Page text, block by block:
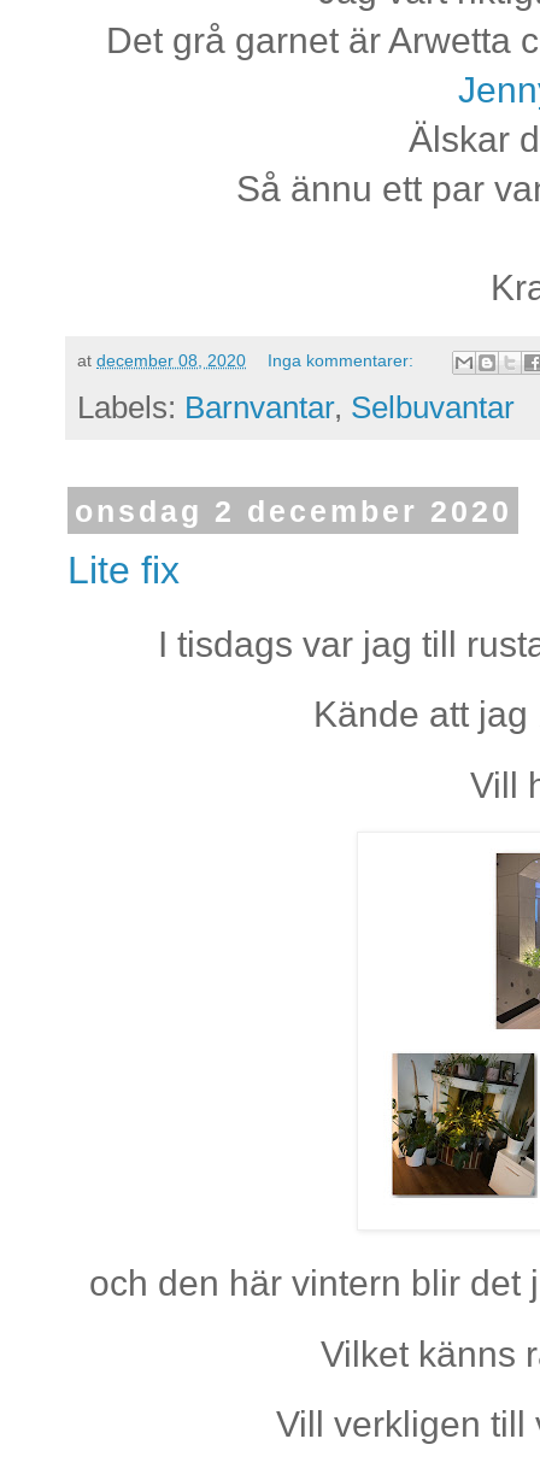
Det grå garnet är Arwetta
Älskar
Så ännu ett par
at december 08, 2020 Inga kommentarer:
Labels: Barnvantar, Selbuvantar
onsdag 2 december 2020
Lite fix
I tisdags var jag till
Kände att
Vill
och den här vintern blir
Vilket känns
Vill verkligen